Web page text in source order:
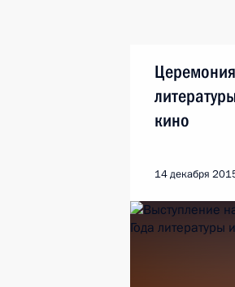
кино
14 декабря